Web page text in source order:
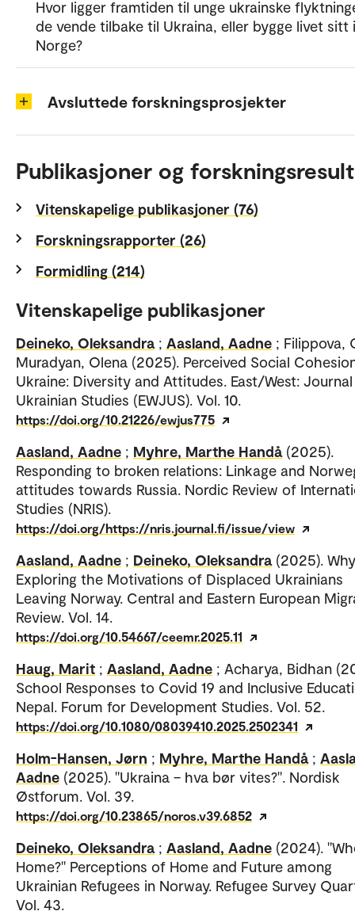
Hvor ligger framtiden til unge ukrainske
de vende tilbake til Ukraina, eller bygge livet sitt i
Norge?
Avsluttede forskningsprosjekter
Publikasjoner og
Vitenskapelige publikasjoner (76)
Forskningsrapporter (26)
Formidling (214)
Vitenskapelige publikasjoner
Deineko, Oleksandra ; Aasland, Aadne ; Filippova,
Muradyan, Olena (2025). Perceived Social
Ukraine: Diversity and Attitudes. East/West:
Ukrainian Studies (EWJUS). Vol. 10.
https://doi.org/10.21226/ewjus775
Aasland, Aadne ; Myhre, Marthe Handå (2025).
Responding to broken relations: Linkage and
attitudes towards Russia. Nordic Review of
Studies (NRIS).
https://doi.org/https://nris.journal.fi/issue/view
Aasland, Aadne ; Deineko, Oleksandra (2025).
Exploring the Motivations of Displaced Ukrainians
Leaving Norway. Central and Eastern European
Review. Vol. 14.
https://doi.org/10.54667/ceemr.2025.11
Haug, Marit ; Aasland, Aadne ; Acharya, Bidhan
School Responses to Covid 19 and Inclusive
Nepal. Forum for Development Studies. Vol. 52.
https://doi.org/10.1080/08039410.2025.2502341
Holm-Hansen, Jørn ; Myhre, Marthe Handå ;
Aadne (2025). "Ukraina – hva bør vites?". Nordisk
Østforum. Vol. 39.
https://doi.org/10.23865/noros.v39.6852
Deineko, Oleksandra ; Aasland, Aadne (2024).
Home?" Perceptions of Home and Future among
Ukrainian Refugees in Norway. Refugee Survey
Vol. 43.